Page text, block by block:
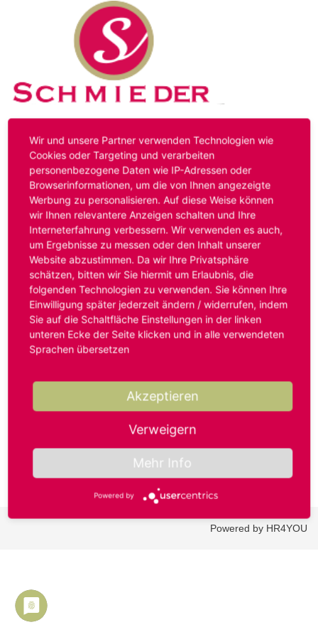
Kontakt Impressum Datenschutz
Hinweis:Das von ihnen aufgerufene Stellenangebot ist
bereits ausgelaufen. Alternative Stellenanzeigen finden
Sie unter:
www.schmieder-personal.de/stellenangebote
Oder Sie bewerben sich
initiativund wir suchen für Sie
passende Stellenangebote.
Anmelden
Benutzername oder E-Mail-Adresse*
Passwort*
Powered by HR4YOU
Wir und unsere Partner verwenden Technologien wie
Cookies oder Targeting und verarbeiten
personenbezogene Daten wie IP-Adressen oder
Browserinformationen, um die von Ihnen angezeigte
Werbung zu personalisieren. Auf diese Weise können
wir Ihnen relevantere Anzeigen schalten und Ihre
Interneterfahrung verbessern. Wir verwenden es auch,
um Ergebnisse zu messen oder den Inhalt unserer
Website abzustimmen. Da wir Ihre Privatsphäre
schätzen, bitten wir Sie hiermit um Erlaubnis, die
folgenden Technologien zu verwenden. Sie können Ihre
Einwilligung später jederzeit ändern / widerrufen, indem
Sie auf die Schaltfläche Einstellungen in der linken
unteren Ecke der Seite klicken und in alle verwendeten
Sprachen übersetzen
Akzeptieren
Verweigern
Mehr Info
Powered by